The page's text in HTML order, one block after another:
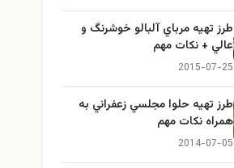
طرز تهيه مرباي آلبالو خوشرنگ و
عالي + نكات مهم
2015-07-25
طرز تهيه حلوا مجلسي زعفراني به
همراه نكات مهم
2014-07-05